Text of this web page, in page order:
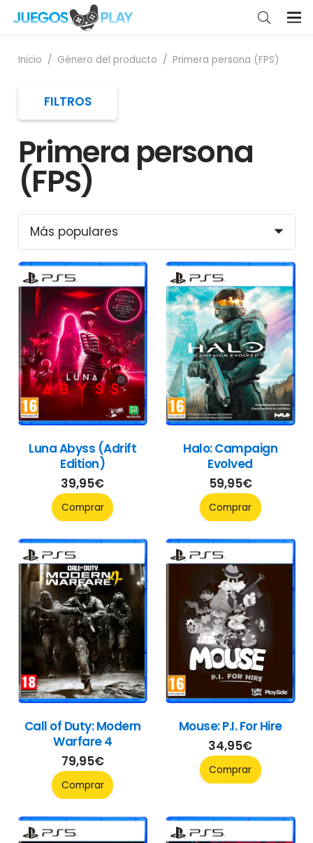
Inicio / Género del producto / Primera persona (FPS)
Primera persona
(FPS)
Luna Abyss (Adrift
Edition)
39,95€
Comprar
Halo: Campaign
Evolved
59,95€
Comprar
Call of Duty: Modern
Warfare 4
79,95€
Comprar
Mouse: P.I. For Hire
34,95€
Comprar
FILTROS